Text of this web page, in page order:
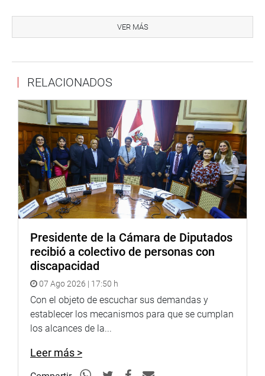
reunión de trabajo con el presidente ejecutivo de EsSalud,
Alegre Fonseca Espinoza, para examinar el estado
En Lambayeque, el parlamentario Alejandro Aguinaga
participó en una sesión de trabajo con el presidente de la
Corte Superior de Justicia de Lambayeque, Juan
Riquelme Guillermo Piscoya, quien expuso el proyecto de
inversión para el nuevo local de los juzgados de familia
de Chiclayo.
OFICINA DE COMUNICACIONES
VER MÁS
RELACIONADOS
Presidente de la Cámara de Diputados
recibió a colectivo de personas con
discapacidad
07 Ago 2026 | 17:50 h
Con el objeto de escuchar sus demandas y
establecer los mecanismos para que se cumplan
los alcances de la...
Leer más >